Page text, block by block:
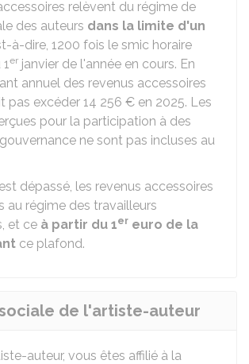
relèvent du régime de
des auteurs dans la limite d'un
à-dire, 1200 fois le smic horaire
er janvier de l'année en cours. En
annuel des revenus accessoires
pas excéder 14 256 € en 2025. Les
pour la participation à des
ne sont pas incluses au
dépassé, les revenus accessoires
au régime des travailleurs
et ce à partir du 1er euro de la
ce plafond.
de l'artiste-auteur
auteur, vous êtes affilié à la